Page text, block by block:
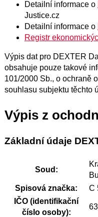
Detailní informace o
Justice.cz
Detailní informace o
Registr
Výpis dat pro DEXTER
obsahuje pouze takové
101/2000 Sb., o ochraně
souhlasu subjektu těchto
Výpis z
Základní údaje
Soud:
Spisová značka:
C
IČO (identifikační
číslo osoby):